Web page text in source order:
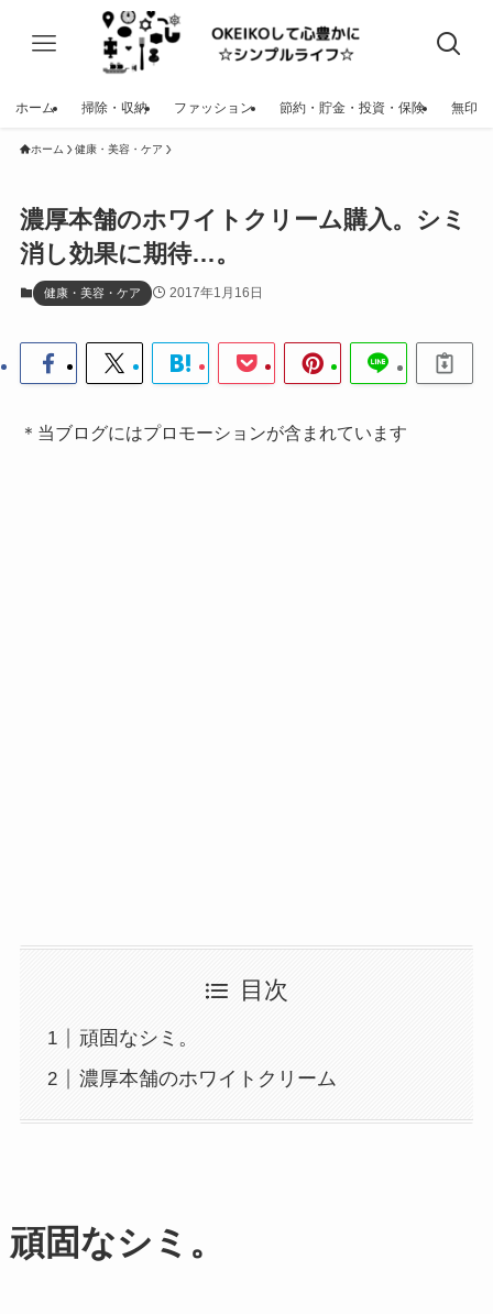
ホーム 掃除・収納 ファッション 節約・貯金・投資・保険 無印
ホーム 健康・美容・ケア
濃厚本舗のホワイトクリーム購入。シミ
消し効果に期待…。
健康・美容・ケア 2017年1月16日
＊当ブログにはプロモーションが含まれています
目次
頑固なシミ。
濃厚本舗のホワイトクリーム
頑固なシミ。